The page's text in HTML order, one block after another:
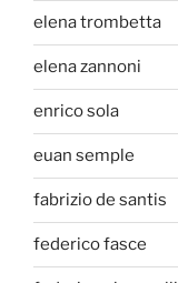
elena trombetta
elena zannoni
enrico sola
euan semple
fabrizio de santis
federico fasce